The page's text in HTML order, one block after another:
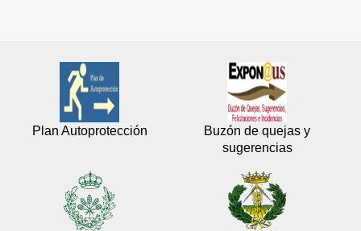
Plan Autoprotección
Buzón de quejas y
sugerencias